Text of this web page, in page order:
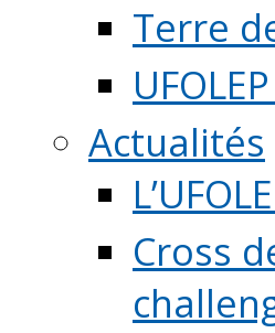
Terre
Actualités
Cross